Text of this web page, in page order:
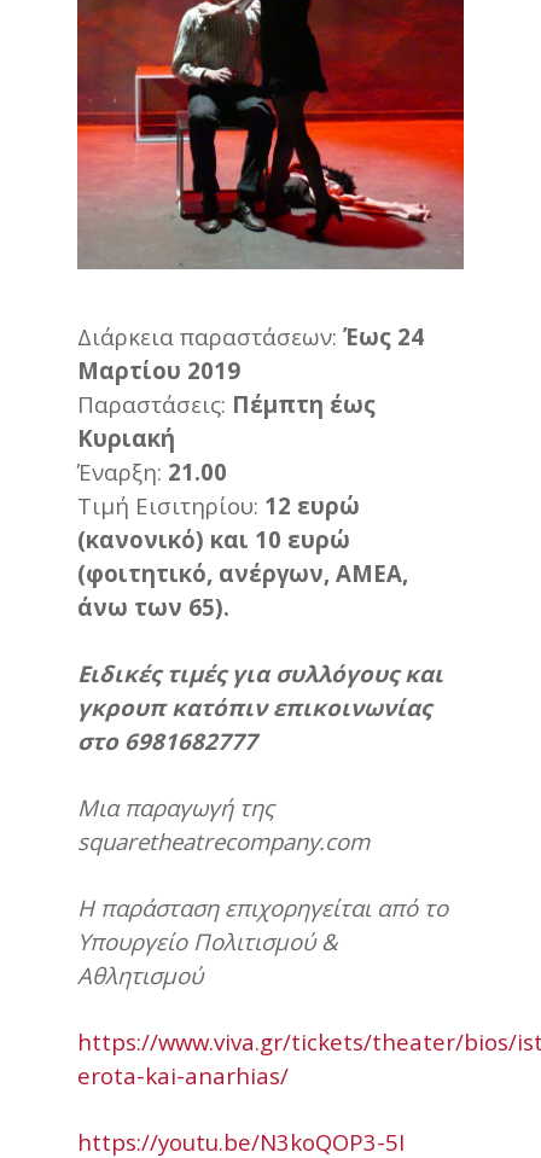
Διάρκεια παραστάσεων: Έως 24
Μαρτίου 2019
Παραστάσεις: Πέμπτη έως
Κυριακή
Έναρξη: 21.00
Τιμή Εισιτηρίου: 12 ευρώ
(κανονικό) και 10 ευρώ
(φοιτητικό, ανέργων, ΑΜΕΑ,
άνω των 65).
Ειδικές τιμές για συλλόγους και
γκρουπ κατόπιν επικοινωνίας
στο 6981682777
Μια παραγωγή της
squaretheatrecompany.com
Η παράσταση επιχορηγείται από το
Υπουργείο Πολιτισμού &
Αθλητισμού
https://www.viva.gr/tickets/theater/bios/
erota-kai-anarhias/
https://youtu.be/N3koQOP3-5I